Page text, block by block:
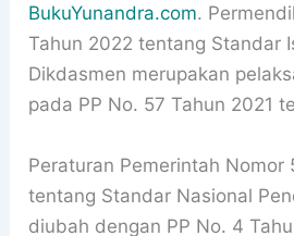
BukuYunandra.com.
Tahun 2022 tentang Standar
Dikdasmen merupakan
pada PP No. 57 Tahun 2021
Peraturan Pemerintah Nomor
tentang Standar Nasional
diubah dengan PP No. 4